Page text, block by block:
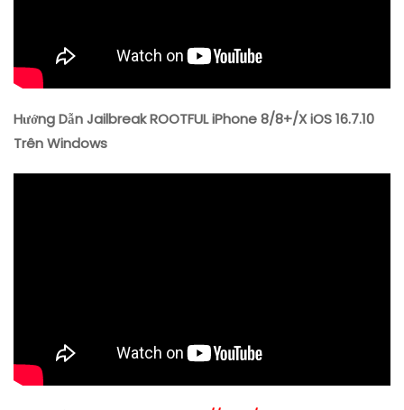
Hướng Dẫn Jailbreak ROOTFUL iPhone 8/8+/X iOS 16.7.10
Trên Windows